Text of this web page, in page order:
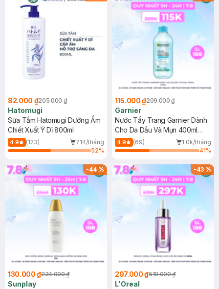
82.000 ₫205.000 ₫
Hatomugi
Sữa Tắm Hatomugi Dưỡng Ẩm
Chiết Xuất Ý Dĩ 800ml
4.9 (123)
714/tháng
52%
115.000 ₫209.000 ₫
Garnier
Nước Tẩy Trang Garnier Dành
Cho Da Dầu Và Mụn 400ml
(Mới)
4.9 (69)
1.0k/tháng
41%
-44%
130.000 ₫234.000 ₫
Sunplay
-43%
297.000 ₫519.000 ₫
L'Oreal